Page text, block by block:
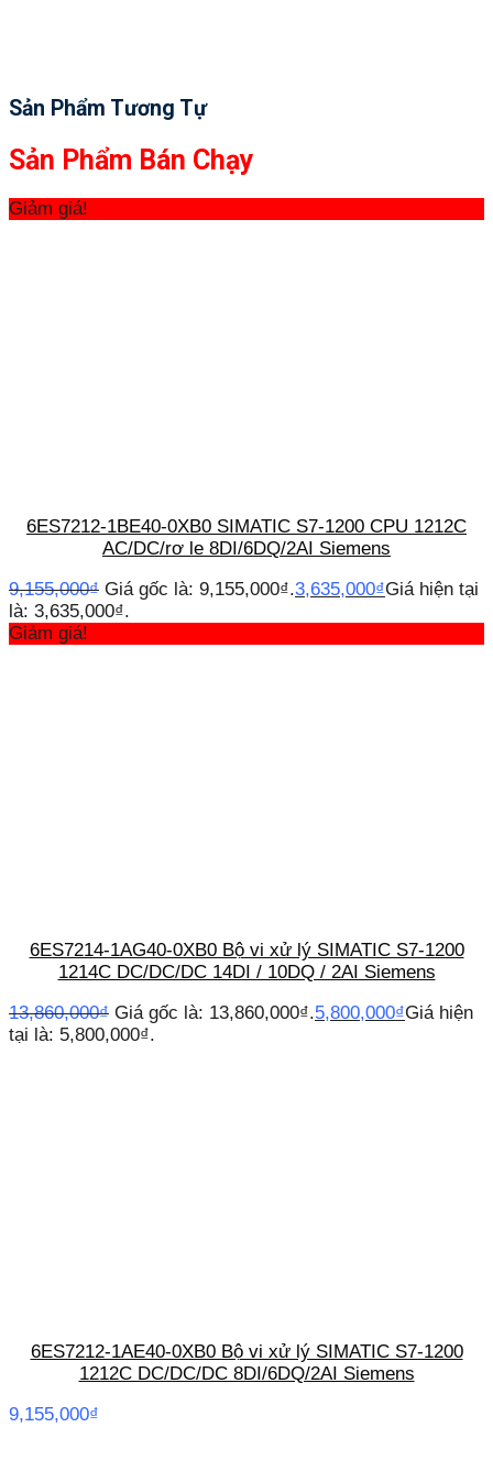
Sản Phẩm Tương Tự
Sản Phẩm Bán Chạy
Giảm giá!
6ES7212-1BE40-0XB0 SIMATIC S7-1200 CPU 1212C
AC/DC/rơ le 8DI/6DQ/2AI Siemens
9,155,000₫ Giá gốc là: 9,155,000₫.3,635,000₫Giá hiện tại
là: 3,635,000₫.
Giảm giá!
6ES7214-1AG40-0XB0 Bộ vi xử lý SIMATIC S7-1200
1214C DC/DC/DC 14DI / 10DQ / 2AI Siemens
13,860,000₫ Giá gốc là: 13,860,000₫.5,800,000₫Giá hiện
tại là: 5,800,000₫.
6ES7212-1AE40-0XB0 Bộ vi xử lý SIMATIC S7-1200
1212C DC/DC/DC 8DI/6DQ/2AI Siemens
9,155,000₫